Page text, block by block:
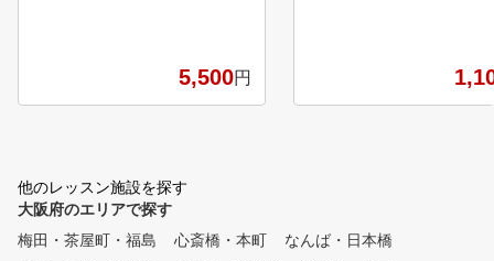
と、少人数制のレッスンで、
初心者の方から上級者まで、自
5,500円
自分を知る！ ②理想的な
他のレッスン施設を探す
大阪府のエリアで探す
梅田・茶屋町・福島
心斎橋・本町
なんば・日本橋